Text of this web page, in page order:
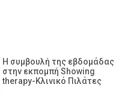
Η συμβουλή της εβδομάδας
στην εκπομπή Showing
therapy-Κλινικό Πιλάτες